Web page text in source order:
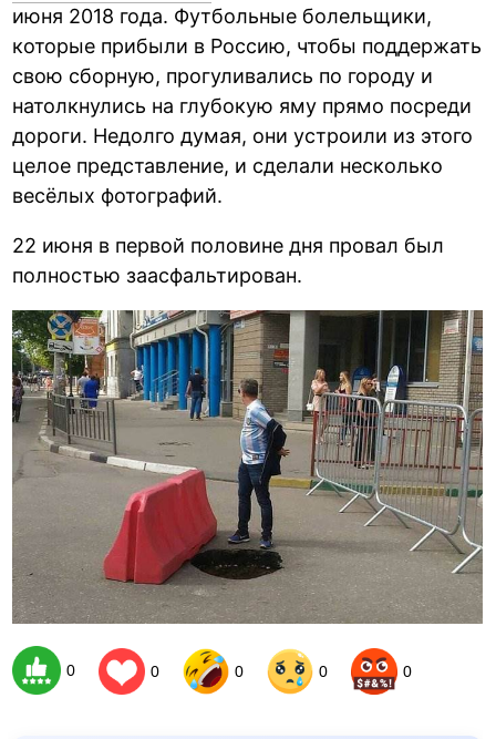
июня 2018 года. Футбольные болельщики,
которые прибыли в Россию, чтобы поддержать
свою сборную, прогуливались по городу и
натолкнулись на глубокую яму прямо посреди
дороги. Недолго думая, они устроили из этого
целое представление, и сделали несколько
весёлых фотографий.
22 июня в первой половине дня провал был
полностью заасфальтирован.
0 0 0 0 0